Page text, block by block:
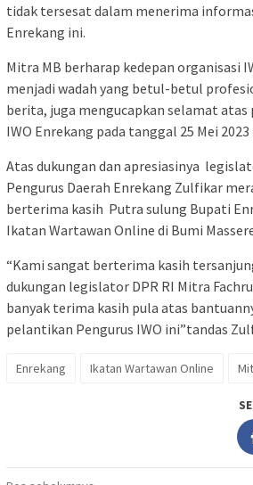
tidak tersesat dalam menerima
Enrekang ini.
Mitra MB berharap kedepan organisasi
menjadi wadah yang betul-betul
berita, juga mengucapkan selamat
IWO Enrekang pada tanggal 25 Mei
Atas dukungan dan apresiasinya
Pengurus Daerah Enrekang Zulfikar
berterima kasih Putra sulung Bupati
Ikatan Wartawan Online di Bumi
“Kami sangat berterima kasih
dukungan legislator DPR RI Mitra
banyak terima kasih pula atas
pelantikan Pengurus IWO ini”tandas
Enrekang Ikatan Wartawan Online